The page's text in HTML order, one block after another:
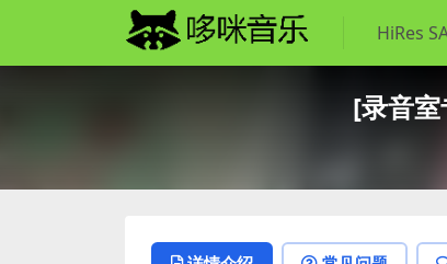
HiRes
[录音